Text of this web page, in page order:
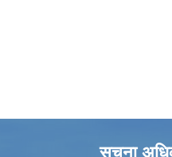
सूचना